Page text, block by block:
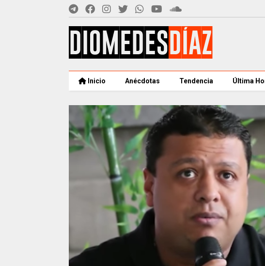
Inicio Anécdotas Tendencia Última